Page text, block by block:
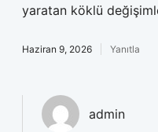
yaratan köklü
Haziran 9, 2026 Yanıtla
admin